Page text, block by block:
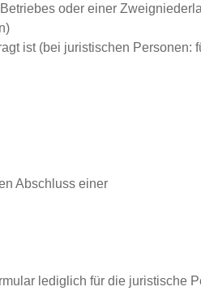
oder einer
ist (bei juristischen Personen:
Abschluss einer
lediglich für die juristische